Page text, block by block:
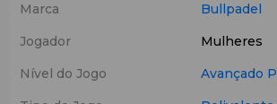
Marca
Bullpadel
Jogador
Mulheres
Nível do Jogo
Avançado